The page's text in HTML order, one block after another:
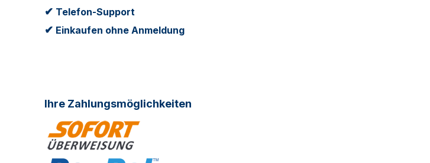
✔ Telefon-Support
✔ Einkaufen ohne Anmeldung
Ihre Zahlungsmöglichkeiten